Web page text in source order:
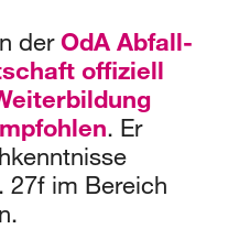
derOdA Abfall-
offiziell
. Er
27f im Bereich